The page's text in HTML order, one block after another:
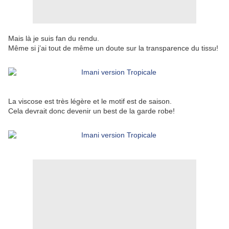
Mais là je suis fan du rendu.
Même si j’ai tout de même un doute sur la transparence du tissu!
La viscose est très légère et le motif est de saison.
Cela devrait donc devenir un best de la garde robe!